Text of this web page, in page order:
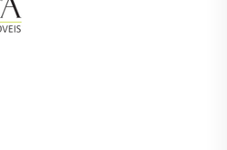
fácil, rápido e gratuito! A Boa Vista
digital com imóveis em diversas
Piracaia.
do que em imobiliárias